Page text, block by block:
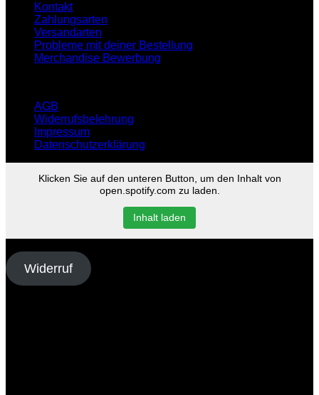
Kontakt
Zahlungsarten
Versandarten
Probleme mit deiner Bestellung
Merchandise Bewerbung
AGB
Widerrufsbelehrung
Impressum
Datenschutzerklärung
Klicken Sie auf den unteren Button, um den Inhalt von
open.spotify.com zu laden.
Inhalt laden
Vertrag widerrufen
Widerruf